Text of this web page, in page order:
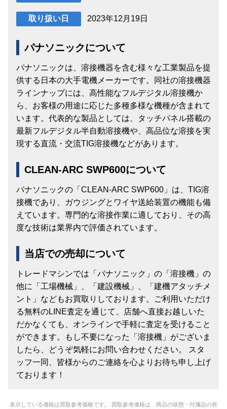
取り扱い日 2023年12月19日
パナソニックについて
パナソニックは、溶接機器を含む様々な工業製品を提
供する日本の大手電機メーカーです。同社の溶接機器
ラインナップには、高性能なフルデジタル溶接機か
ら、お客様の用途に応じた多種多様な機種が含まれて
います。代表的な製品としては、タッチパネル搭載の
最新フルデジタル半自動溶接機や、高品位な溶接を実
現する直流・交流TIG溶接機などがあります。
CLEAN-ARC SWP600について
パナソニックの「CLEAN-ARC SWP600」は、TIG溶
接機であり、ガウジングとワイヤ送給装置の機能も備
えています。専門的な溶接作業に適しており、その高
度な技術は業界内で評価されています。
当店での売却について
トレードマシンでは「パナソニック」の「溶接機」の
他に「工場機械」、「建設機械」、「建機アタッチメ
ント」などもお買取りしております。ご利用いただけ
る無料のLINE査定を通じて、店舗へ直接お越しいた
だかなくても、オンラインで手軽に査定を受けること
ができます。もし不要になった「溶接機」がございま
したら、どうぞ気軽にお問い合わせください。 スタ
ッフ一同、皆様からのご連絡を心よりお待ち申し上げ
ております！
表示している価格は買取参考価格です。 買取参考価格は、商品の状態・付属品の有